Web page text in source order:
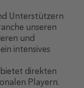
Unterstützern
unseren
und
intensives
direkten
Playern.